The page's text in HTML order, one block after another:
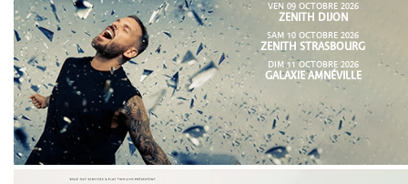
VEN 09 OCTOBRE 2026
ZENITH DIJON
SAM 10 OCTOBRE 2026
ZENITH STRASBOURG
DIM 11 OCTOBRE 2026
GALAXIE AMNÉVILLE